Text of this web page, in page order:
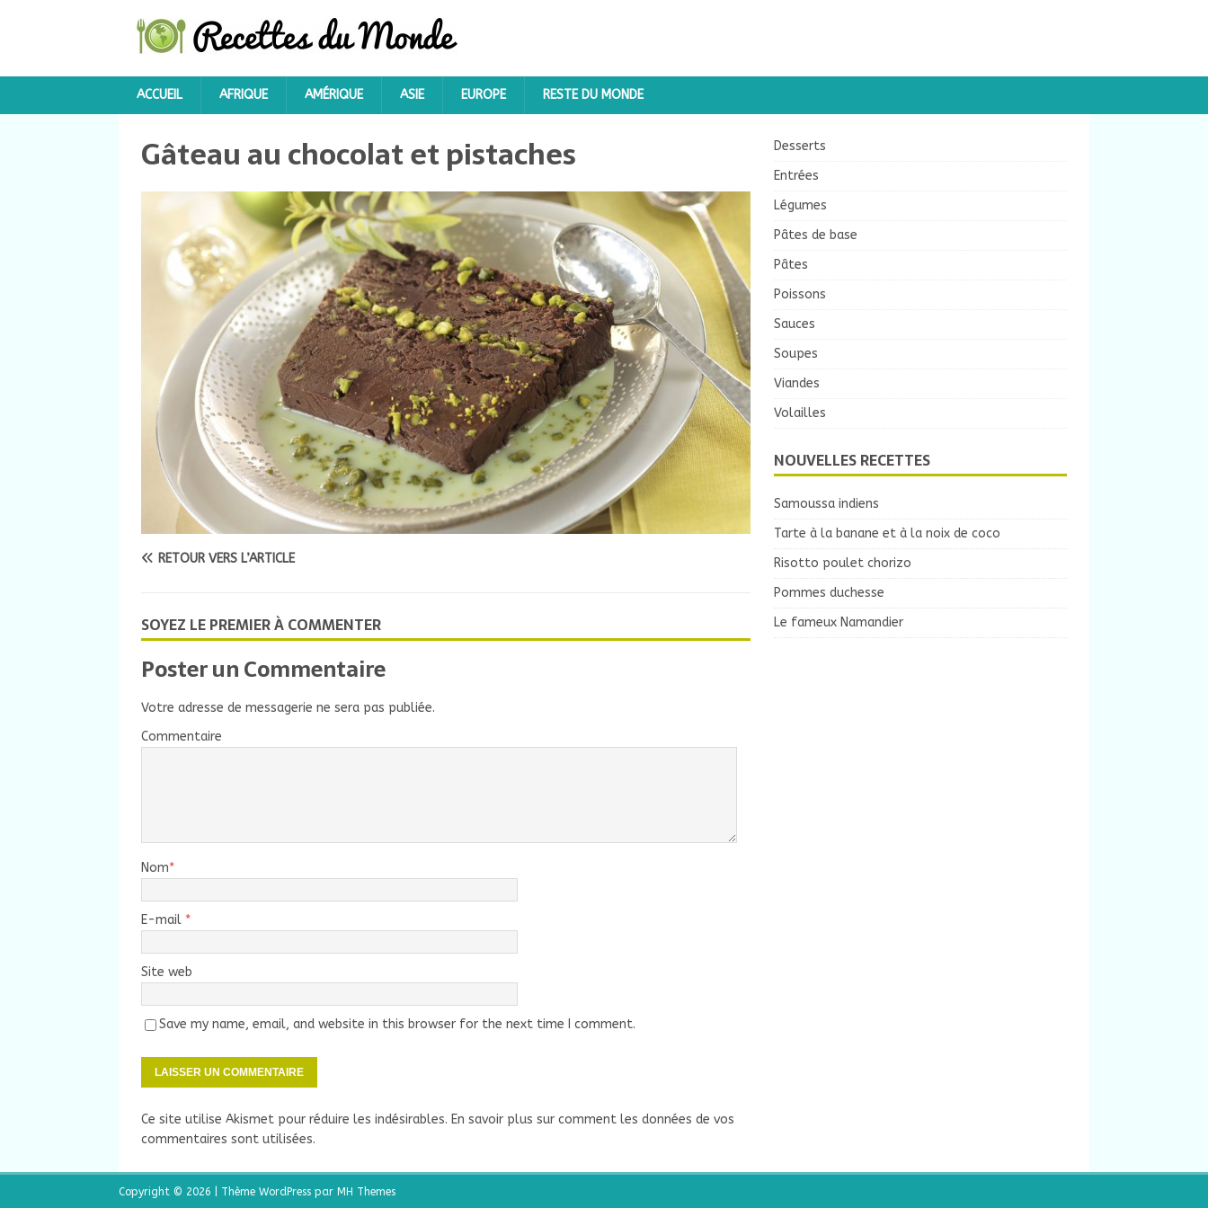
ACCUEIL AFRIQUE AMÉRIQUE ASIE EUROPE RESTE DU MONDE
Gâteau au chocolat et pistaches
RETOUR VERS L’ARTICLE
SOYEZ LE PREMIER À COMMENTER
Poster un Commentaire
Votre adresse de messagerie ne sera pas publiée.
Commentaire
Nom*
E-mail *
Site web
Save my name, email, and website in this browser for the next time I comment.
Ce site utilise Akismet pour réduire les indésirables. En savoir plus sur comment les données de vos
commentaires sont utilisées.
Desserts
Entrées
Légumes
Pâtes de base
Pâtes
Poissons
Sauces
Soupes
Viandes
Volailles
NOUVELLES RECETTES
Samoussa indiens
Tarte à la banane et à la noix de coco
Risotto poulet chorizo
Pommes duchesse
Le fameux Namandier
Copyright © 2026 | Thème WordPress par MH Themes